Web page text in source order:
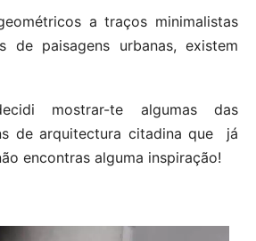
a traços minimalistas
de paisagens urbanas, existem
mostrar-te algumas das
de arquitectura citadina que já
encontras alguma inspiração!